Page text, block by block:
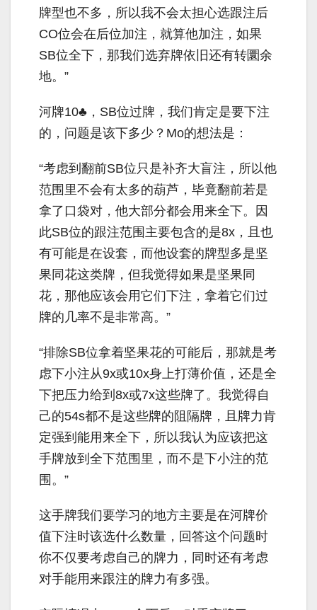
牌型也不多，所以我不会太担心选跟注后
CO位会在后位加注，就算他加注，如果
SB位全下，那我们选弃牌依旧还有转圜余
地。”
河牌10♣， SB位过牌，我们肯定是要下注
的，问题是该下多少？ Mo的想法是：
“考虑到翻前SB位只是补齐大盲注，所以他
范围里不会有太多的葫芦，毕竟翻前若是
拿了口袋对，他大部分都会用来全下。因
此SB位的跟注范围主要包含的是8x ，且也
有可能是在设套，而他设套的牌型多是坚
果同花这类牌，但我觉得如果是坚果同
花，那他应该会用它们下注，拿着它们过
牌的几率不是非常高。”
“排除SB位拿着坚果花的可能后，那就是考
虑下小注从9x或10x身上打薄价值，还是全
下把压力给到 8x或7x这些牌了。我觉得自
己的54s都不是这些牌的阻隔牌，且牌力肯
定强到能用来全下，所以我认为应该把这
手牌放到全下范围里，而不是下小注的范
围。”
这手牌我们要学习的地方主要是在河牌价
值下注时该选什么数量，回答这个问题时
你不仅要考虑自己的牌力，同时还有考虑
对手能用来跟注的牌力有多强。